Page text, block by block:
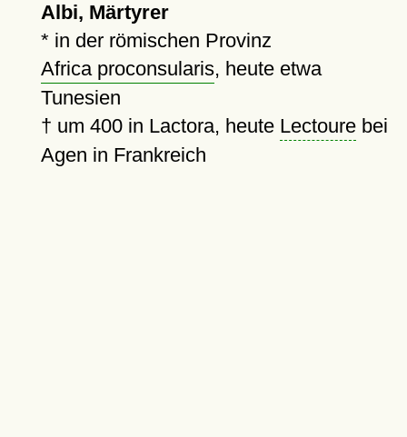
Albi, Märtyrer
* in der römischen Provinz
Africa proconsularis, heute etwa
Tunesien
† um 400in Lactora, heute Lectourebei
Agen in Frankreich